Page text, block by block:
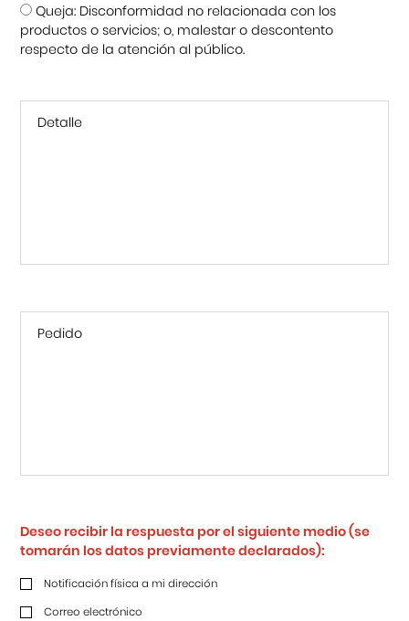
Queja: Disconformidad no relacionada con los
productos o servicios; o, malestar o descontento
respecto de la atención al público.
Deseo recibir la respuesta por el siguiente medio (se
tomarán los datos previamente declarados):
Notificación física a mi dirección
Correo electrónico